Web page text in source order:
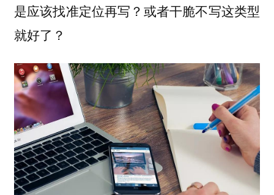
是应该找准定位再写？或者干脆不写这类型
就好了？